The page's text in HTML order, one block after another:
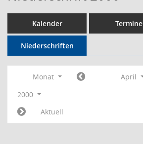
Kalender Termine
Niederschriften
Monat
April
2000
Aktuell